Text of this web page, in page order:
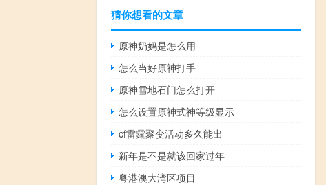
猜你想看的文章
原神奶妈是怎么用
怎么当好原神打手
原神雪地石门怎么打开
怎么设置原神式神等级显示
cf雷霆聚变活动多久能出
新年是不是就该回家过年
粤港澳大湾区项目